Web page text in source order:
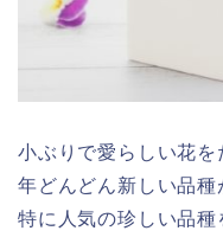
小ぶりで愛らしい花
年どんどん新しい品
特に人気の珍しい品種